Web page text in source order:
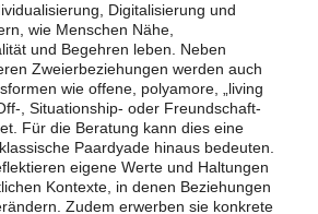
Digitalisierung und
wie Menschen Nähe,
und Begehren leben. Neben
Zweierbeziehungen werden auch
wie offene, polyamore, „living
, Situationship- oder Freundschaft-
Für die Beratung kann dies eine
Paardyade hinaus bedeuten.
eigene Werte und Haltungen
Kontexte, in denen Beziehungen
Zudem erwerben sie konkrete